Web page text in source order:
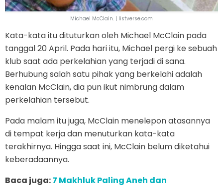
Michael McClain. | listverse.com
Kata-kata itu dituturkan oleh Michael McClain pada
tanggal 20 April. Pada hari itu, Michael pergi ke sebuah
klub saat ada perkelahian yang terjadi di sana.
Berhubung salah satu pihak yang berkelahi adalah
kenalan McClain, dia pun ikut nimbrung dalam
perkelahian tersebut.
Pada malam itu juga, McClain menelepon atasannya
di tempat kerja dan menuturkan kata-kata
terakhirnya. Hingga saat ini, McClain belum diketahui
keberadaannya.
Baca juga:7 Makhluk Paling Aneh dan